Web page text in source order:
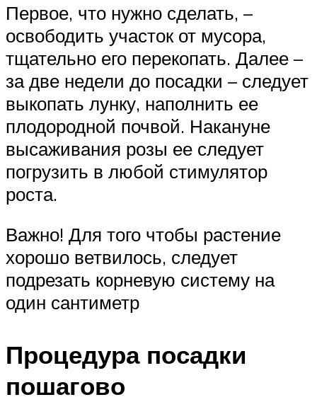
Первое, что нужно сделать, –
освободить участок от мусора,
тщательно его перекопать. Далее –
за две недели до посадки – следует
выкопать лунку, наполнить ее
плодородной почвой. Накануне
высаживания розы ее следует
погрузить в любой стимулятор
роста.
Важно! Для того чтобы растение
хорошо ветвилось, следует
подрезать корневую систему на
один сантиметр
Процедура посадки
пошагово